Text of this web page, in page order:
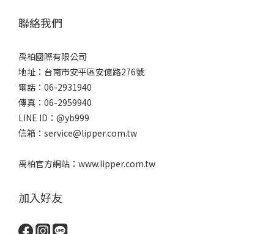
聯絡我們
禹柏國際有限公司
地址：台南市安平區安億路276號
電話：06-2931940
傳真：06-2959940
LINE ID：@yb999
信箱：service@lipper.com.tw
禹柏官方網站：www.lipper.com.tw
加入好友